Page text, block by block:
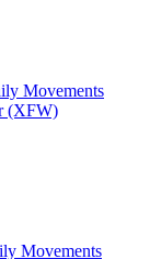
Movements
(XFW)
Movements